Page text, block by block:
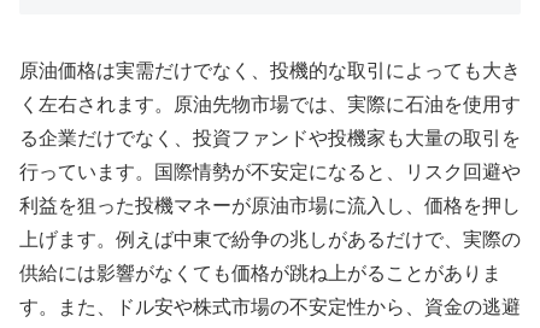
原油価格は実需だけでなく、投機的な取引によっても大き
く左右されます。原油先物市場では、実際に石油を使用す
る企業だけでなく、投資ファンドや投機家も大量の取引を
行っています。国際情勢が不安定になると、リスク回避や
利益を狙った投機マネーが原油市場に流入し、価格を押し
上げます。例えば中東で紛争の兆しがあるだけで、実際の
供給には影響がなくても価格が跳ね上がることがありま
す。また、ドル安や株式市場の不安定性から、資金の逃避